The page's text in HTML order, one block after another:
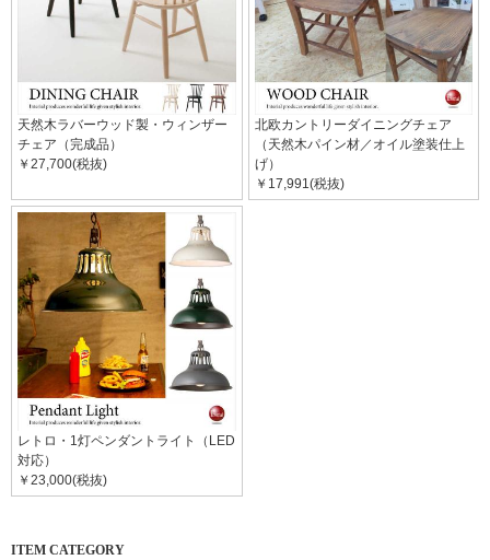
天然木ラバーウッド製・ウィンザー
チェア（完成品）
￥27,700(税抜)
北欧カントリーダイニングチェア
（天然木パイン材／オイル塗装仕上
げ）
￥17,991(税抜)
レトロ・1灯ペンダントライト（LED
対応）
￥23,000(税抜)